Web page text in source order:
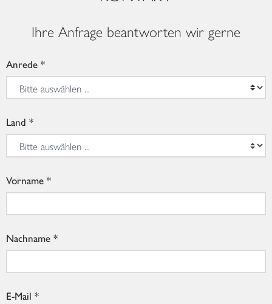
Ihre Anfrage beantworten wir gerne
Anrede
Land
Vorname
Nachname
E-Mail